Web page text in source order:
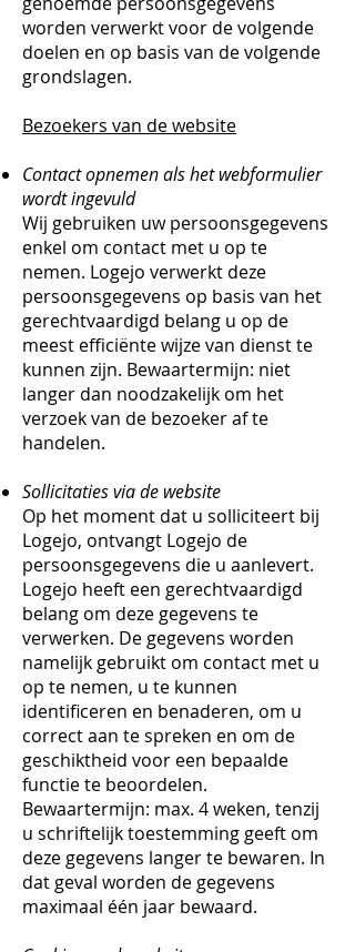
worden verwerkt voor de volgende
doelen en op basis van de volgende
grondslagen.
Bezoekers van de website
Contact opnemen als het webformulier
wordt ingevuld
Wij gebruiken uw persoonsgegevens
enkel om contact met u op te
nemen. Logejo verwerkt deze
persoonsgegevens op basis van het
gerechtvaardigd belang u op de
meest efficiënte wijze van dienst te
kunnen zijn. Bewaartermijn: niet
langer dan noodzakelijk om het
verzoek van de bezoeker af te
handelen.
Sollicitaties via de website
Op het moment dat u solliciteert bij
Logejo, ontvangt Logejo de
persoonsgegevens die u aanlevert.
Logejo heeft een gerechtvaardigd
belang om deze gegevens te
verwerken. De gegevens worden
namelijk gebruikt om contact met u
op te nemen, u te kunnen
identificeren en benaderen, om u
correct aan te spreken en om de
geschiktheid voor een bepaalde
functie te beoordelen.
Bewaartermijn: max. 4 weken, tenzij
u schriftelijk toestemming geeft om
deze gegevens langer te bewaren. In
dat geval worden de gegevens
maximaal één jaar bewaard.